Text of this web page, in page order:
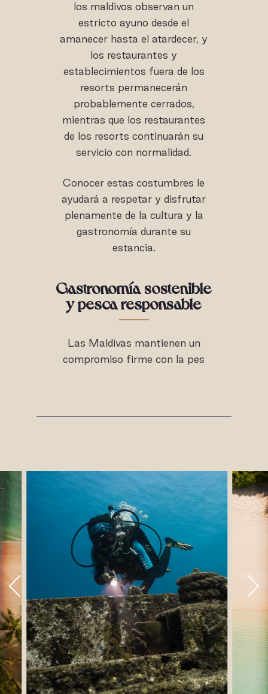
los maldivos observan un
estricto ayuno desde el
amanecer hasta el atardecer, y
los restaurantes y
establecimientos fuera de los
resorts permanecerán
probablemente cerrados,
mientras que los restaurantes
de los resorts continuarán su
servicio con normalidad.
Conocer estas costumbres le
ayudará a respetar y disfrutar
plenamente de la cultura y la
gastronomía durante su
estancia.
Gastronomía sostenible
y pesca responsable
Las Maldivas mantienen un
compromiso firme con la pes